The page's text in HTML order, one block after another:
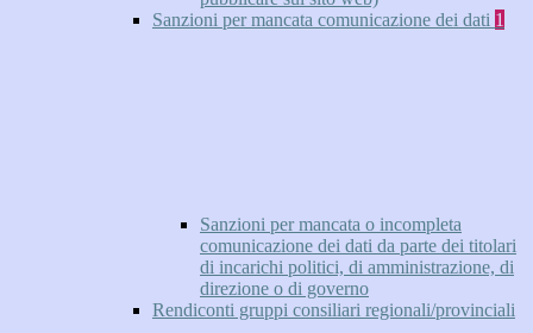
Sanzioni per mancata comunicazione dei dati 1
Sanzioni per mancata o incompleta
comunicazione dei dati da parte dei titolari
di incarichi politici, di amministrazione, di
direzione o di governo
Rendiconti gruppi consiliari regionali/provinciali